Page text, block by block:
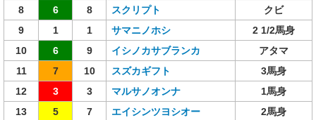
8
6 8 スクリプト
クビ
9
1 1 サマニノホシ
2 1/2馬身
10
6 9 イシノカサブランカ
アタマ
11
7 10 スズカギフト
3馬身
12
3 3 マルサノオンナ
1馬身
13
5 7 エイシンツヨシオー 2馬身